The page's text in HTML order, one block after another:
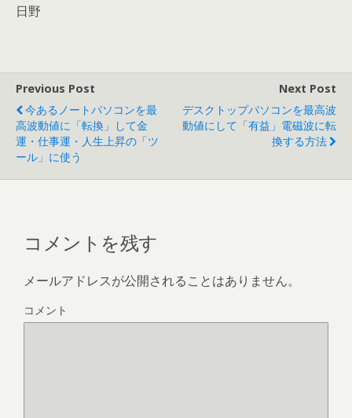
日野
Previous Post
今あるノートパソコンを最
高波動値に「転換」して金
運・仕事運・人生上昇の「ツ
ール」に使う
Next Post
デスクトップパソコンを最高波
動値にして「有益」電磁波に転
換する方法
コメントを残す
メールアドレスが公開されることはありません。
コメント